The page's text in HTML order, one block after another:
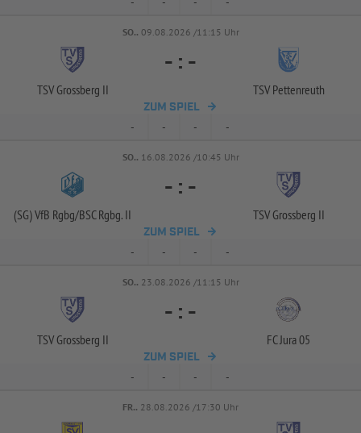
SO.. 09.08.2026 /11:15 Uhr
TSV Grossberg II
- : -
TSV Pettenreuth
ZUM SPIEL
- - - -
SO.. 16.08.2026 /10:45 Uhr
(SG) VfB Rgbg/BSC Rgbg. II
- : -
TSV Grossberg II
ZUM SPIEL
- - - -
SO.. 23.08.2026 /11:15 Uhr
TSV Grossberg II
- : -
FC Jura 05
ZUM SPIEL
- - - -
FR.. 28.08.2026 /17:30 Uhr